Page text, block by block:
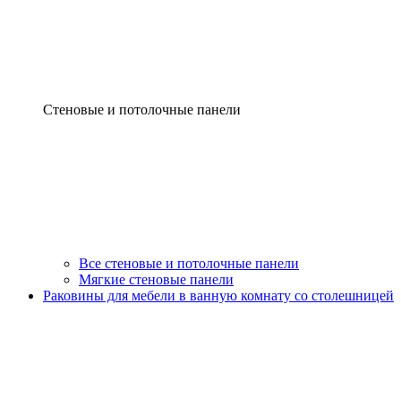
Стеновые и потолочные панели
Все стеновые и потолочные панели
Мягкие стеновые панели
Раковины для мебели в ванную комнату со столешницей